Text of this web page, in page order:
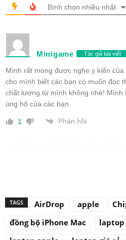
Bình chọn nhiều nhất
Minigame Tác giả bài viết
Mình rất mong được nghe ý kiến
cho mình biết các bạn có muốn đọc
chất lượng từ mình không nhé! Mình
ủng hộ của các bạn.
1 Phản hồi
TAGS AirDrop apple
đồng bộ iPhone Mac